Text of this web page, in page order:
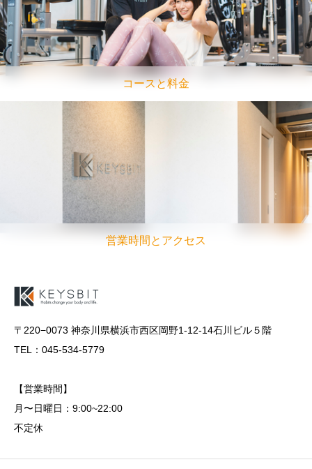
コースと料金
営業時間とアクセス
〒220−0073 神奈川県横浜市西区岡野1-12-14石川ビル５階
TEL：045-534-5779
【営業時間】
月〜日曜日：9:00~22:00
不定休